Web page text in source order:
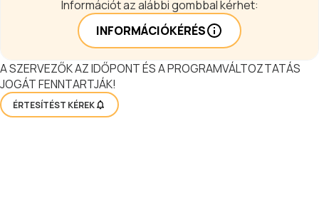
Információt az alábbi gombbal kérhet:
INFORMÁCIÓKÉRÉS
A SZERVEZŐK AZ IDŐPONT ÉS A PROGRAMVÁLTOZTATÁS
JOGÁT FENNTARTJÁK!
ÉRTESÍTÉST KÉREK